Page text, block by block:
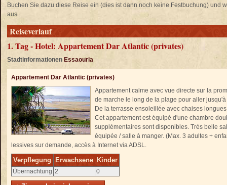
Buchen Sie dazu diese Reise ein (dies ist dann noch keine Festbuchung) und
aus.
Reiseverlauf
1. Tag - Hotel: Appartement Dar Atlantic (privates)
Stadtinformationen Essaouria
Appartement Dar Atlantic (privates)
Appartement calme avec vue directe sur la
de marche le long de la plage pour aller
De la terrasse ensoleillée avec chaises
Cet appartement est équipé d'une chambre
supplémentaires sont disponibles. Très belle
équipée / salle à manger. (Max. 3 adultes +
lessives sur demande, accès à Internet via ADSL.
Verpflegung Erwachsene Kinder
Übernachtung 2 0